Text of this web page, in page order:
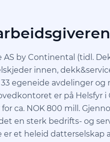
AS by Continental (tidl.
innen,
33 egeneide avdelinger
er på Helsfyr i
ca. NOK 800 mill.
en sterk bedrifts- og
er et heleid datterselskap